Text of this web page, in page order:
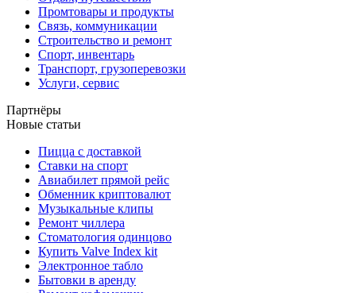
Промтовары и продукты
Связь, коммуникации
Строительство и ремонт
Спорт, инвентарь
Транспорт, грузоперевозки
Услуги, сервис
Партнёры
Новые статьи
Пицца с доставкой
Ставки на спорт
Авиабилет прямой рейс
Обменник криптовалют
Музыкальные клипы
Ремонт чиллера
Стоматология одинцово
Купить Valve Index kit
Электронное табло
Бытовки в аренду